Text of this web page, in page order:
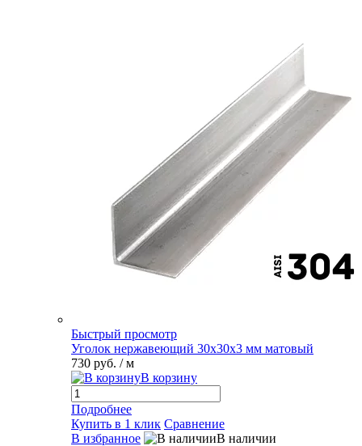
Быстрый просмотр
Уголок нержавеющий 30х30х3 мм матовый
730 руб. / м
В корзину
Подробнее
Купить в 1 клик Сравнение
В избранное
В наличии